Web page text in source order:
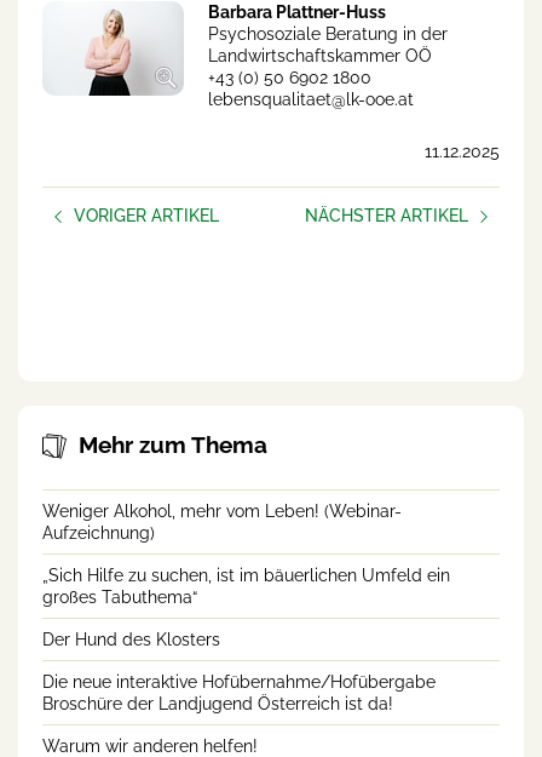
Barbara Plattner-Huss
Psychosoziale Beratung in der
Landwirtschaftskammer OÖ
+43 (0) 50 6902 1800
lebensqualitaet@lk-ooe.at
11.12.2025
VORIGER ARTIKEL
NÄCHSTER ARTIKEL
Mehr zum Thema
Weniger Alkohol, mehr vom Leben! (Webinar-
Aufzeichnung)
„Sich Hilfe zu suchen, ist im bäuerlichen Umfeld ein
großes Tabuthema“
Der Hund des Klosters
Die neue interaktive Hofübernahme/Hofübergabe
Broschüre der Landjugend Österreich ist da!
Warum wir anderen helfen!